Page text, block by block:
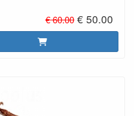
€ 60.00€ 50.00